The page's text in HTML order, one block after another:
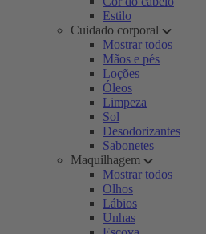
Estilo
Cuidado corporal
Mostrar todos
Mãos e pés
Loções
Óleos
Limpeza
Sol
Desodorizantes
Sabonetes
Maquilhagem
Mostrar todos
Olhos
Lábios
Unhas